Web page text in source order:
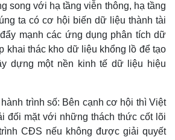
song với hạ tầng viễn thông, hạ tầng
ta có cơ hội biến dữ liệu thành tài
mạnh các ứng dụng phân tích dữ
khai thác kho dữ liệu khổng lồ để tạo
dựng một nền kinh tế dữ liệu hiệu
trình số: Bên cạnh cơ hội thì Việt
đối mặt với những thách thức cốt lõi
CĐS nếu không được giải quyết